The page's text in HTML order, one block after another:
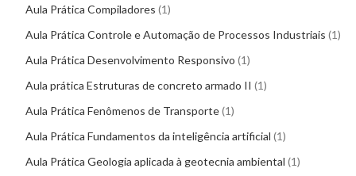
Aula Prática Compiladores 1
Aula Prática Controle e Automação de Processos Industriais 1
Aula Prática Desenvolvimento Responsivo 1
Aula prática Estruturas de concreto armado II 1
Aula Prática Fenômenos de Transporte 1
Aula Prática Fundamentos da inteligência artificial 1
Aula Prática Geologia aplicada à geotecnia ambiental 1